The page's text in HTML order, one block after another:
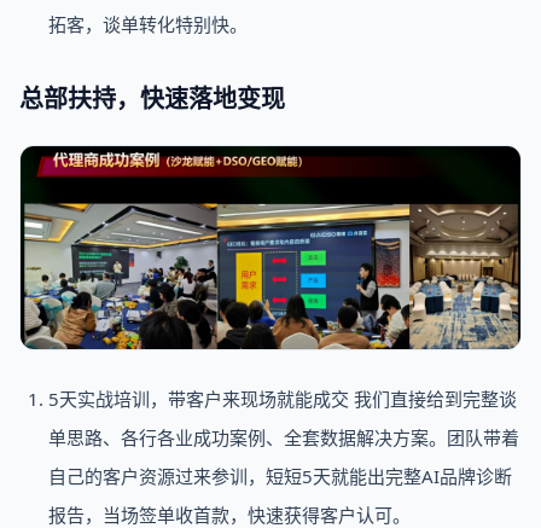
拓客，谈单转化特别快。
总部扶持，快速落地变现
5天实战培训，带客户来现场就能成交 我们直接给到完整谈
单思路、各行各业成功案例、全套数据解决方案。团队带着
自己的客户资源过来参训，短短5天就能出完整AI品牌诊断
报告，当场签单收首款，快速获得客户认可。